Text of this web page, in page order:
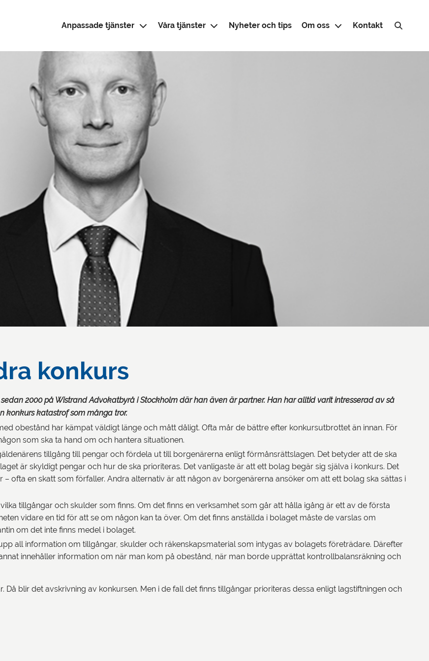
Anpassade tjänster Våra tjänster Nyheter och tips Om oss Kontakt
Sök efter:
konkurs
2000 på Wistrand Advokatbyrå i Stockholm där han även är partner. Han har alltid varit intresserad av så
konkurs katastrof som många tror.
obestånd har kämpat väldigt länge och mått dåligt. Ofta mår de bättre efter konkursutbrottet än innan. För
som ska ta hand om och hantera situationen.
tillgång till pengar och fördela ut till borgenärerna enligt förmånsrättslagen. Det betyder att de ska
är skyldigt pengar och hur de ska prioriteras. Det vanligaste är att ett bolag begär sig själva i konkurs. Det
– ofta en skatt som förfaller. Andra alternativ är att någon av borgenärerna ansöker om att ett bolag ska sättas i
tillgångar och skulder som finns. Om det finns en verksamhet som går att hålla igång är ett av de första
vidare en tid för att se om någon kan ta över. Om det finns anställda i bolaget måste de varslas om
om det inte finns medel i bolaget.
all information om tillgångar, skulder och räkenskapsmaterial som intygas av bolagets företrädare. Därefter
innehåller information om när man kom på obestånd, när man borde upprättat kontrollbalansräkning och
Då blir det avskrivning av konkursen. Men i de fall det finns tillgångar prioriteras dessa enligt lagstiftningen och